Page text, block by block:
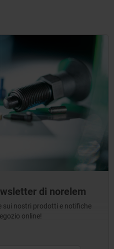
di norelem
sui nostri prodotti e notifiche
online!